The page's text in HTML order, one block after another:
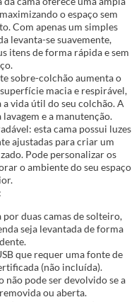
o espaço sem
Com apenas um simples
levanta-se suavemente,
itens de forma rápida e sem
sobre-colchão aumenta o
macia e respirável,
vida útil do seu colchão. A
e a manutenção.
esta cama possui luzes
ajustadas para criar um
Pode personalizar os
o ambiente do seu espaço
por duas camas de solteiro,
seja levantada de forma
que requer uma fonte de
(não incluída).
não pode ser devolvido se a
ou aberta.